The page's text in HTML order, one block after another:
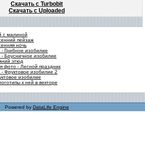
Скачать с Turbobit
Скачать с Uploaded
с малиной
пейзаж
ночь
Грибное изобилие
Брусничное изобилие
этюд
фото - Лесной праздник
Фруктовое изобилие 2
изобилие
к ней в векторе
Powered by DataLife Engine